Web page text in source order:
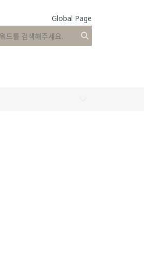
Global Page